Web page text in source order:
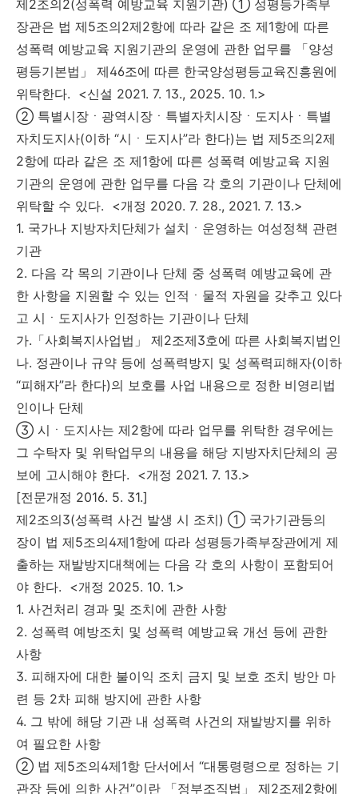
제2조의2(성폭력 예방교육 지원기관) ① 성평등가족부
장관은 법 제5조의2제2항에 따라 같은 조 제1항에 따른
성폭력 예방교육 지원기관의 운영에 관한 업무를 「양성
평등기본법」 제46조에 따른 한국양성평등교육진흥원에
위탁한다. <신설 2021. 7. 13., 2025. 10. 1.>
② 특별시장ㆍ광역시장ㆍ특별자치시장ㆍ도지사ㆍ특별
자치도지사(이하 “시ㆍ도지사”라 한다)는 법 제5조의2제
2항에 따라 같은 조 제1항에 따른 성폭력 예방교육 지원
기관의 운영에 관한 업무를 다음 각 호의 기관이나 단체에
위탁할 수 있다. <개정 2020. 7. 28., 2021. 7. 13.>
1. 국가나 지방자치단체가 설치ㆍ운영하는 여성정책 관련
기관
2. 다음 각 목의 기관이나 단체 중 성폭력 예방교육에 관
한 사항을 지원할 수 있는 인적ㆍ물적 자원을 갖추고 있다
고 시ㆍ도지사가 인정하는 기관이나 단체
가.「사회복지사업법」 제2조제3호에 따른 사회복지법인
나. 정관이나 규약 등에 성폭력방지 및 성폭력피해자(이하
“피해자”라 한다)의 보호를 사업 내용으로 정한 비영리법
인이나 단체
③ 시ㆍ도지사는 제2항에 따라 업무를 위탁한 경우에는
그 수탁자 및 위탁업무의 내용을 해당 지방자치단체의 공
보에 고시해야 한다. <개정 2021. 7. 13.>
[전문개정 2016. 5. 31.]
제2조의3(성폭력 사건 발생 시 조치) ① 국가기관등의
장이 법 제5조의4제1항에 따라 성평등가족부장관에게 제
출하는 재발방지대책에는 다음 각 호의 사항이 포함되어
야 한다. <개정 2025. 10. 1.>
1. 사건처리 경과 및 조치에 관한 사항
2. 성폭력 예방조치 및 성폭력 예방교육 개선 등에 관한
사항
3. 피해자에 대한 불이익 조치 금지 및 보호 조치 방안 마
련 등 2차 피해 방지에 관한 사항
4. 그 밖에 해당 기관 내 성폭력 사건의 재발방지를 위하
여 필요한 사항
② 법 제5조의4제1항 단서에서 “대통령령으로 정하는 기
관장 등에 의한 사건”이란 「정부조직법」 제2조제2항에